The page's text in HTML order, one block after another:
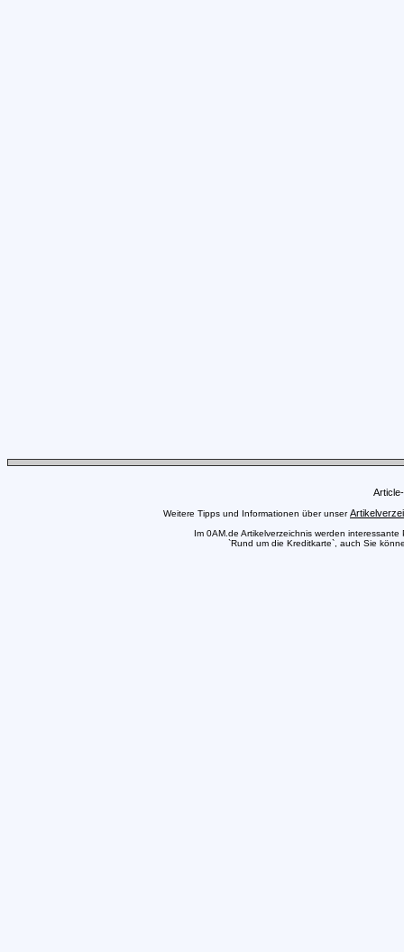
Weitere Tipps und Informationen über unser
Im 0AM.de Artikelverzeichnis werden
`Rund um die Kreditkarte`, auch Sie